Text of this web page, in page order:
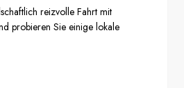
reizvolle Fahrt mit
probieren Sie einige lokale